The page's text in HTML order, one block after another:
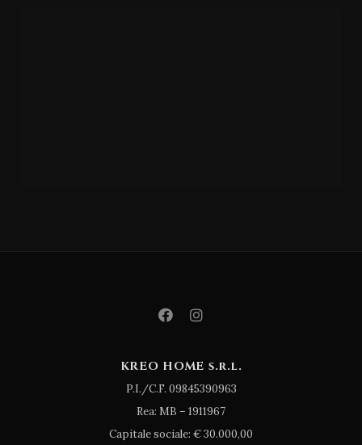
KREO HOME s.r.l.
P.I./C.F. 09845390963
Rea: MB – 1911967
Capitale sociale: € 30.000,00